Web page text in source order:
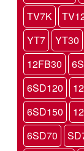
TV7K
YT7
YT30
12FB30
6SD120
6SD150
6SD70